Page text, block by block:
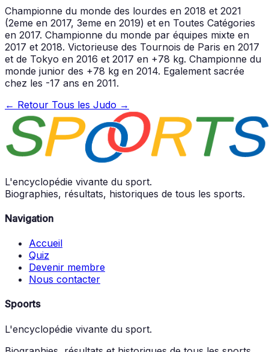
Championne du monde des lourdes en 2018 et 2021
(2eme en 2017, 3eme en 2019) et en Toutes Catégories
en 2017. Championne du monde par équipes mixte en
2017 et 2018. Victorieuse des Tournois de Paris en 2017
et de Tokyo en 2016 et 2017 en +78 kg. Championne du
monde junior des +78 kg en 2014. Egalement sacrée
chez les -17 ans en 2011.
← Retour Tous les Judo →
L'encyclopédie vivante du sport.
Biographies, résultats, historiques de tous les sports.
Navigation
Accueil
Quiz
Devenir membre
Nous contacter
Spoorts
L'encyclopédie vivante du sport.